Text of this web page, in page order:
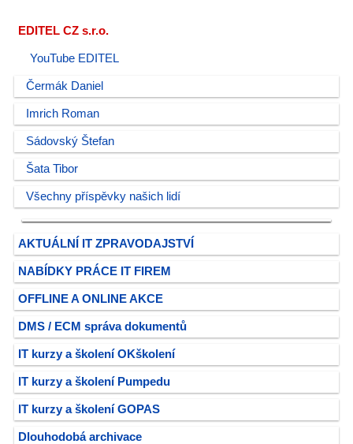
EDITEL CZ s.r.o.
YouTube EDITEL
Čermák Daniel
Imrich Roman
Sádovský Štefan
Šata Tibor
Všechny příspěvky našich lidí
AKTUÁLNÍ IT ZPRAVODAJSTVÍ
NABÍDKY PRÁCE IT FIREM
OFFLINE A ONLINE AKCE
DMS / ECM správa dokumentů
IT kurzy a školení OKškolení
IT kurzy a školení Pumpedu
IT kurzy a školení GOPAS
Dlouhodobá archivace